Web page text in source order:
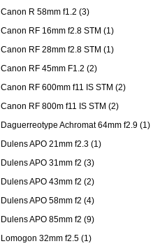
Canon R 58mm f1.2 (3)
Canon RF 16mm f2.8 STM (1)
Canon RF 28mm f2.8 STM (1)
Canon RF 45mm F1.2 (2)
Canon RF 600mm f11 IS STM (2)
Canon RF 800m f11 IS STM (2)
Daguerreotype Achromat 64mm f2.9 (1)
Dulens APO 21mm f2.3 (1)
Dulens APO 31mm f2 (3)
Dulens APO 43mm f2 (2)
Dulens APO 58mm f2 (4)
Dulens APO 85mm f2 (9)
Lomogon 32mm f2.5 (1)